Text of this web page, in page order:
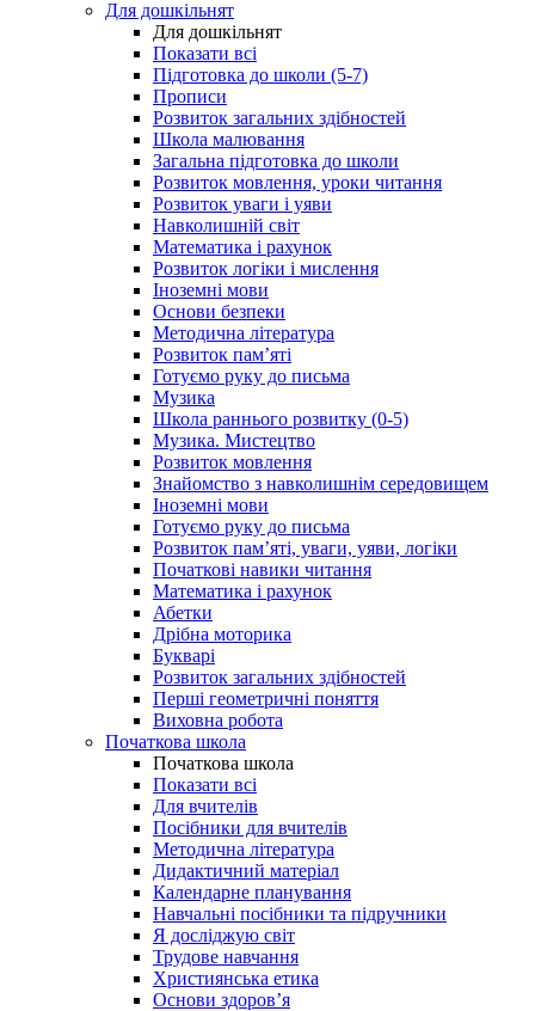
Для дошкільнят
Для дошкільнят
Показати всі
Підготовка до школи (5-7)
Прописи
Розвиток загальних здібностей
Школа малювання
Загальна підготовка до школи
Розвиток мовлення, уроки читання
Розвиток уваги і уяви
Навколишній світ
Математика і рахунок
Розвиток логіки і мислення
Іноземні мови
Основи безпеки
Методична література
Розвиток пам’яті
Готуємо руку до письма
Музика
Школа раннього розвитку (0-5)
Музика. Мистецтво
Розвиток мовлення
Знайомство з навколишнім середовищем
Іноземні мови
Готуємо руку до письма
Розвиток пам’яті, уваги, уяви, логіки
Початкові навики читання
Математика і рахунок
Абетки
Дрібна моторика
Букварі
Розвиток загальних здібностей
Перші геометричні поняття
Виховна робота
Початкова школа
Початкова школа
Показати всі
Для вчителів
Посібники для вчителів
Методична література
Дидактичний матеріал
Календарне планування
Навчальні посібники та підручники
Я досліджую світ
Трудове навчання
Християнська етика
Основи здоров’я